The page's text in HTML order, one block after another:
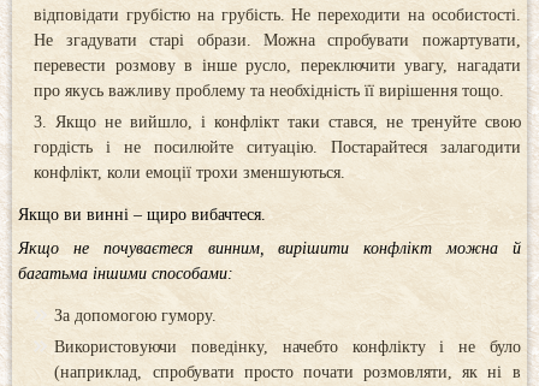
відповідати грубістю на грубість. Не переходити на особистості.
Не згадувати старі образи. Можна спробувати пожартувати,
перевести розмову в інше русло, переключити увагу, нагадати
про якусь важливу проблему та необхідність її вирішення тощо.
Якщо не вийшло, і конфлікт таки стався, не тренуйте свою
гордість і не посилюйте ситуацію. Постарайтеся залагодити
конфлікт, коли емоції трохи зменшуються.
Якщо ви винні – щиро вибачтеся.
Якщо не почуваєтеся винним, вирішити конфлікт можна й
багатьма іншими способами:
За допомогою гумору.
Використовуючи поведінку, начебто конфлікту і не було
(наприклад, спробувати просто почати розмовляти, як ні в